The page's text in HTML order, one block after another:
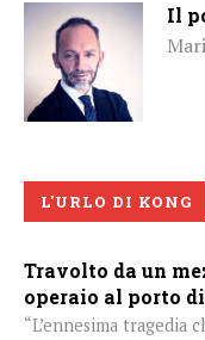
Il
L'URLO DI KONG
Travolto da un
operaio al porto
“L’ennesima